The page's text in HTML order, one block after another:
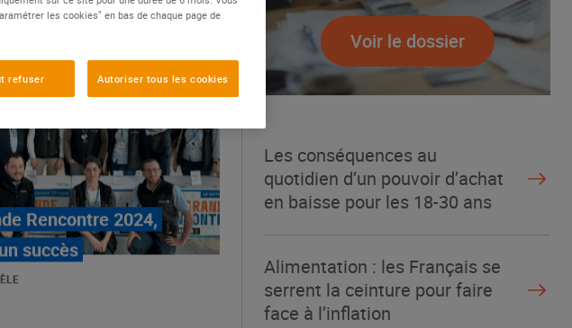
mobilisé contre
pédiatriques
Voir le dossier
Les conséquences au
quotidien d’un pouvoir d’achat
en baisse pour les 18-30 ans
Alimentation : les Français se
serrent la ceinture pour faire
face à l’inflation
les cookies" en bas de chaque page de
refuser Autoriser tous les cookies